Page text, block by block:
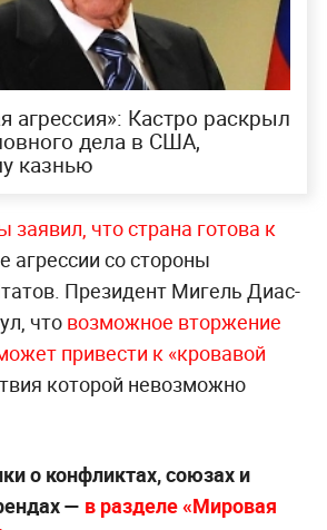
агрессия»: Кастро раскрыл
дела в США,
казнью
что страна готова к
агрессии со стороны
Президент Мигель Диас-
чтовозможное вторжение
привести к «кровавой
которой невозможно
о конфликтах, союзах и
— в разделе «Мировая